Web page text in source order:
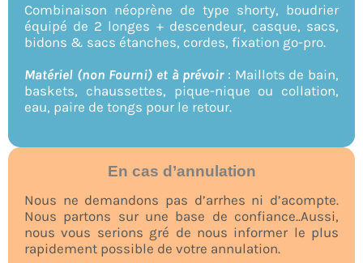
Combinaison néoprène de type shorty, boudrier
équipé de 2 longes + descendeur, casque, sacs,
bidons & sacs étanches, cordes, fixation go-pro.
Matériel (non Fourni) et à prévoir: Maillots de bain,
baskets, chaussettes, pique-nique ou collation,
eau, paire de tongs pour le retour.
En cas d’annulation
Nous ne demandons pas d’arrhes ni d’acompte.
Nous partons sur une base de confiance..Aussi,
nous vous serions gré de nous informer le plus
rapidement possible de votre annulation.